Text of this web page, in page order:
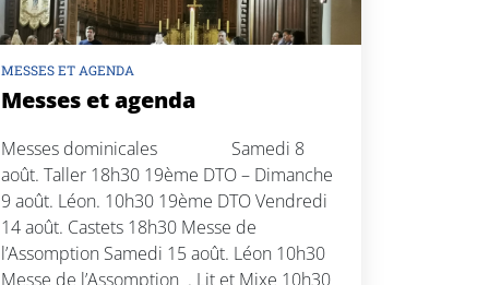
MESSES ET AGENDA
Messes et agenda
Messes dominicales Samedi 8
août. Taller 18h30 19ème DTO – Dimanche
9 août. Léon. 10h30 19ème DTO Vendredi
14 août. Castets 18h30 Messe de
l’Assomption Samedi 15 août. Léon 10h30
Messe de l’Assomption . Lit et Mixe 10h30